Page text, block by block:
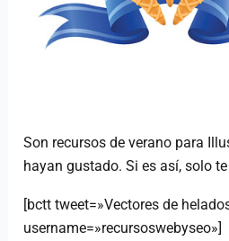
Son recursos de verano para
hayan gustado. Si es así, solo
[bctt tweet=»Vectores de
username=»recursoswebyseo»]